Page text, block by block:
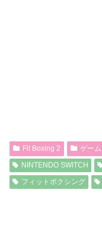
Fit Boxing 2 ゲーム
NINTENDO SWITCH
フィットボクシング